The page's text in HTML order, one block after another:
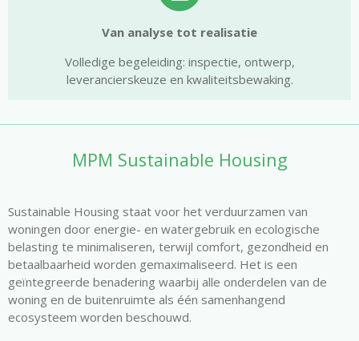
Van analyse tot realisatie
Volledige begeleiding: inspectie, ontwerp,
leverancierskeuze en kwaliteitsbewaking.
MPM Sustainable Housing
Sustainable Housing staat voor het verduurzamen van
woningen door energie- en watergebruik en ecologische
belasting te minimaliseren, terwijl comfort, gezondheid en
betaalbaarheid worden gemaximaliseerd. Het is een
geïntegreerde benadering waarbij alle onderdelen van de
woning en de buitenruimte als één samenhangend
ecosysteem worden beschouwd.